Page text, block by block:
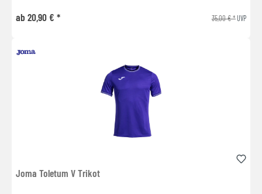
ab 20,90 € * 35,00 € *UVP
Joma Toletum V Trikot